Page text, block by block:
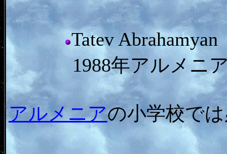
Tatev
1988年アルメニ
アルメニアの小学校で